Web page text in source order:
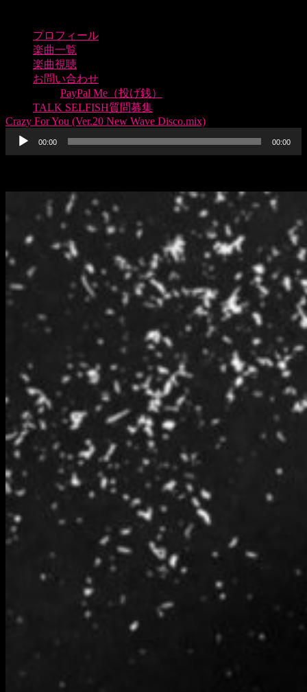
プロフィール
楽曲一覧
楽曲視聴
お問い合わせ
PayPal Me（投げ銭）
TALK SELFISH質問募集
Crazy For You (Ver.20 New Wave Disco.mix)音
声
ヤ
ー
00:00 00:00